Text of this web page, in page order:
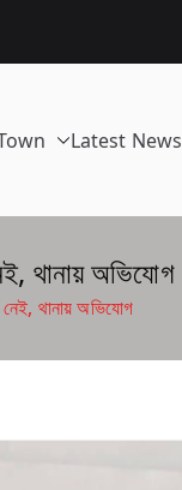
Latest News
থানায় অভিযোগ
নেই, থানায় অভিযোগ